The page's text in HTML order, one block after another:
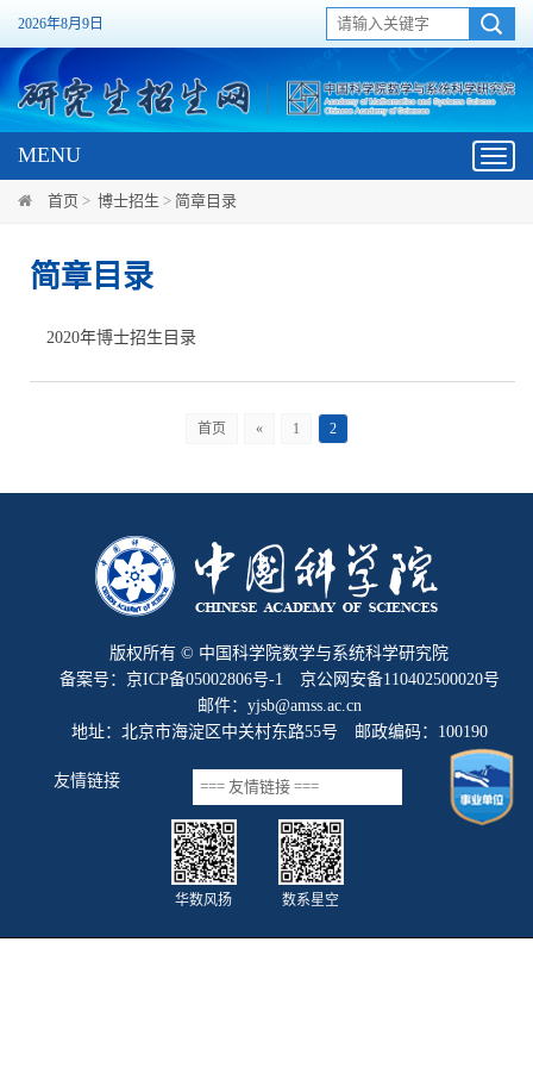
2026年8月9日
MENU
首页 > 博士招生 > 简章目录
简章目录
2020年博士招生目录
首页 « 1 2
版权所有 © 中国科学院数学与系统科学研究院
备案号：京ICP备05002806号-1 京公网安备110402500020号
邮件：yjsb@amss.ac.cn
地址：北京市海淀区中关村东路55号 邮政编码：100190
友情链接
华数风扬 数系星空